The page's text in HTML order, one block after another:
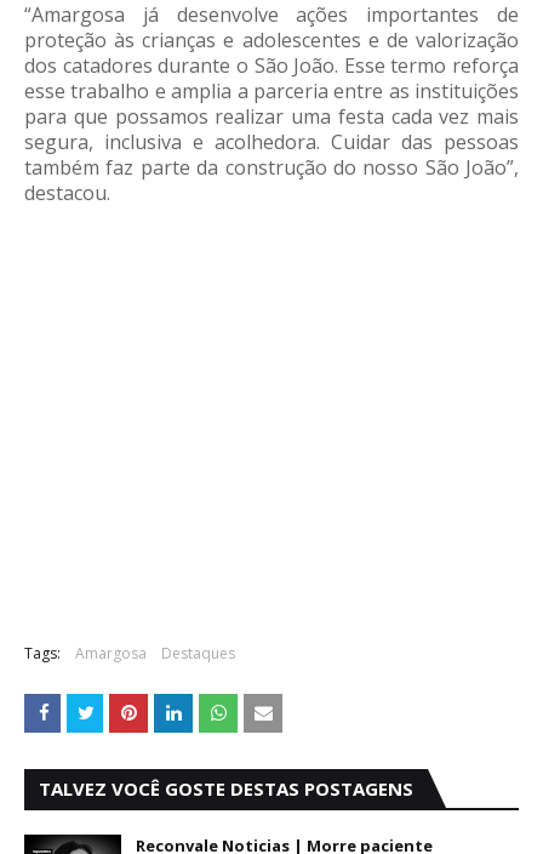
“Amargosa já desenvolve ações importantes de
proteção às crianças e adolescentes e de valorização
dos catadores durante o São João. Esse termo reforça
esse trabalho e amplia a parceria entre as instituições
para que possamos realizar uma festa cada vez mais
segura, inclusiva e acolhedora. Cuidar das pessoas
também faz parte da construção do nosso São João”,
destacou.
Tags: Amargosa Destaques
TALVEZ VOCÊ GOSTE DESTAS POSTAGENS
Reconvale Noticias | Morre paciente